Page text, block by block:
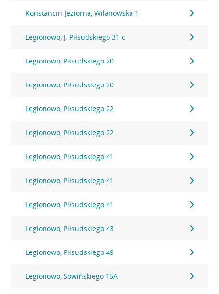
Konstancin-Jeziorna, Wilanowska 1
Legionowo, J. Piłsudskiego 31 c
Legionowo, Piłsudskiego 20
Legionowo, Piłsudskiego 20
Legionowo, Piłsudskiego 22
Legionowo, Piłsudskiego 22
Legionowo, Piłsudskiego 41
Legionowo, Piłsudskiego 41
Legionowo, Piłsudskiego 41
Legionowo, Piłsudskiego 43
Legionowo, Piłsudskiego 49
Legionowo, Sowińskiego 15A